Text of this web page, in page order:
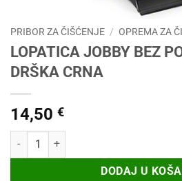
PRIBOR ZA ČIŠĆENJE / OPREMA ZA
LOPATICA JOBBY BEZ
DRŠKA CRNA
14,50 €
LOPATICA JOBBY BEZ POKLOPCA
DODAJ U